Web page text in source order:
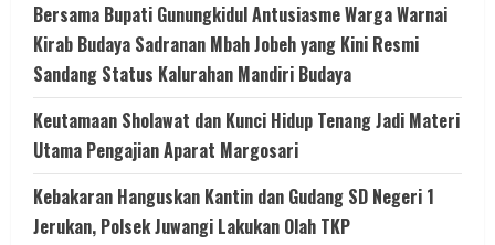
Bersama Bupati Gunungkidul Antusiasme Warga Warnai
Kirab Budaya Sadranan Mbah Jobeh yang Kini Resmi
Sandang Status Kalurahan Mandiri Budaya
Keutamaan Sholawat dan Kunci Hidup Tenang Jadi Materi
Utama Pengajian Aparat Margosari
Kebakaran Hanguskan Kantin dan Gudang SD Negeri 1
Jerukan, Polsek Juwangi Lakukan Olah TKP